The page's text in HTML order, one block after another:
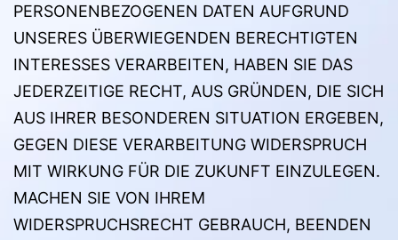
PERSONENBEZOGENEN DATEN AUFGRUND
UNSERES ÜBERWIEGENDEN BERECHTIGTEN
INTERESSES VERARBEITEN, HABEN SIE DAS
JEDERZEITIGE RECHT, AUS GRÜNDEN, DIE SICH
AUS IHRER BESONDEREN SITUATION ERGEBEN,
GEGEN DIESE VERARBEITUNG WIDERSPRUCH
MIT WIRKUNG FÜR DIE ZUKUNFT EINZULEGEN.
MACHEN SIE VON IHREM
WIDERSPRUCHSRECHT GEBRAUCH, BEENDEN